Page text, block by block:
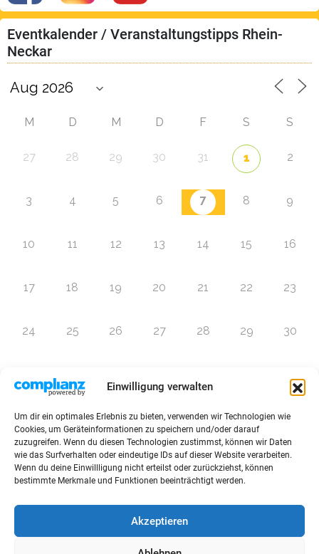
Einwilligung verwalten
Um dir ein optimales Erlebnis zu bieten, verwenden wir Technologien wie
Cookies, um Geräteinformationen zu speichern und/oder darauf
zuzugreifen. Wenn du diesen Technologien zustimmst, können wir Daten
wie das Surfverhalten oder eindeutige IDs auf dieser Website verarbeiten.
Wenn du deine Einwillligung nicht erteilst oder zurückziehst, können
bestimmte Merkmale und Funktionen beeinträchtigt werden.
Akzeptieren
Eventkalender / Veranstaltungstipps Rhein-
Neckar
M D M D F S S
27 28 29 30 31 1 2
3 4 5 6 7 8 9
10 11 12 13 14 15 16
17 18 19 20 21 22 23
24 25 26 27 28 29 30
Zur Eventübersicht